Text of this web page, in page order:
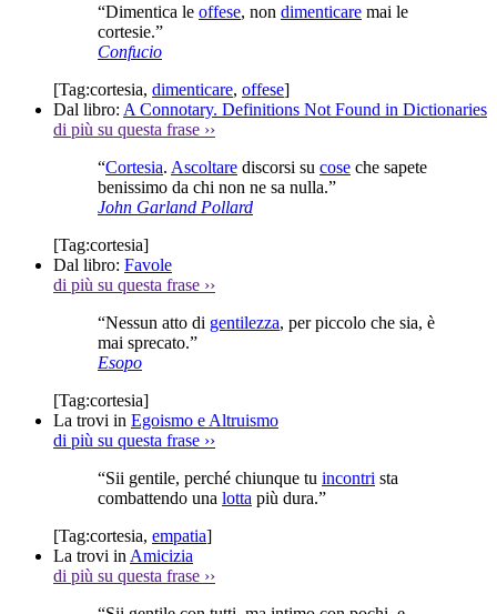
“Dimentica le offese, non dimenticare mai le
cortesie.”
Confucio
[Tag:cortesia, dimenticare, offese]
Dal libro: A Connotary. Definitions Not Found in Dictionaries
di più su questa frase ››
“Cortesia. Ascoltare discorsi su cose che sapete
benissimo da chi non ne sa nulla.”
John Garland Pollard
[Tag:cortesia]
Dal libro: Favole
di più su questa frase ››
“Nessun atto di gentilezza, per piccolo che sia, è
mai sprecato.”
Esopo
[Tag:cortesia]
La trovi in Egoismo e Altruismo
di più su questa frase ››
“Sii gentile, perché chiunque tu incontri sta
combattendo una lotta più dura.”
[Tag:cortesia, empatia]
La trovi in Amicizia
di più su questa frase ››